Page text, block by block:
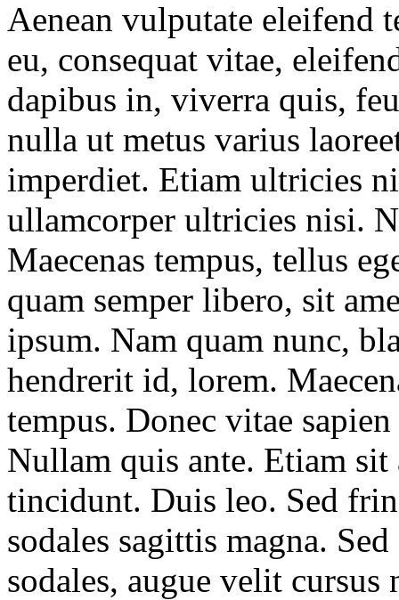
Aenean vulputate eleifend
eu, consequat vitae,
dapibus in, viverra quis,
nulla ut metus varius
imperdiet. Etiam ultricies
ullamcorper ultricies nisi.
Maecenas tempus, tellus
quam semper libero, sit
ipsum. Nam quam nunc,
hendrerit id, lorem.
tempus. Donec vitae
Nullam quis ante. Etiam sit
tincidunt. Duis leo. Sed
sodales sagittis magna.
sodales, augue velit cursus